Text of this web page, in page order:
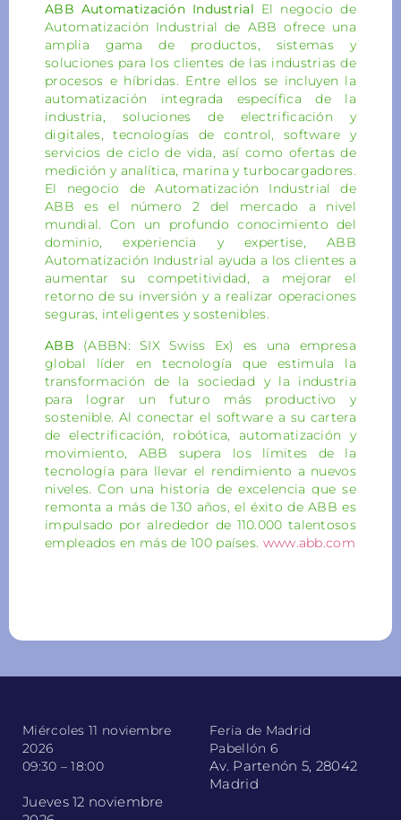
ABB Automatización Industrial El negocio de
Automatización Industrial de ABB ofrece una
amplia gama de productos, sistemas y
soluciones para los clientes de las industrias de
procesos e híbridas. Entre ellos se incluyen la
automatización integrada específica de la
industria, soluciones de electrificación y
digitales, tecnologías de control, software y
servicios de ciclo de vida, así como ofertas de
medición y analítica, marina y turbocargadores.
El negocio de Automatización Industrial de
ABB es el número 2 del mercado a nivel
mundial. Con un profundo conocimiento del
dominio, experiencia y expertise, ABB
Automatización Industrial ayuda a los clientes a
aumentar su competitividad, a mejorar el
retorno de su inversión y a realizar operaciones
seguras, inteligentes y sostenibles.
ABB (ABBN: SIX Swiss Ex) es una empresa
global líder en tecnología que estimula la
transformación de la sociedad y la industria
para lograr un futuro más productivo y
sostenible. Al conectar el software a su cartera
de electrificación, robótica, automatización y
movimiento, ABB supera los límites de la
tecnología para llevar el rendimiento a nuevos
niveles. Con una historia de excelencia que se
remonta a más de 130 años, el éxito de ABB es
impulsado por alrededor de 110.000 talentosos
empleados en más de 100 países. www.abb.com
Miércoles 11 noviembre
2026
09:30 – 18:00
Jueves 12 noviembre
Feria de Madrid
Pabellón 6
Av. Partenón 5, 28042
Madrid